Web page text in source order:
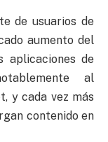
de usuarios de
aumento del
aplicaciones de
al
y cada vez más
contenido en